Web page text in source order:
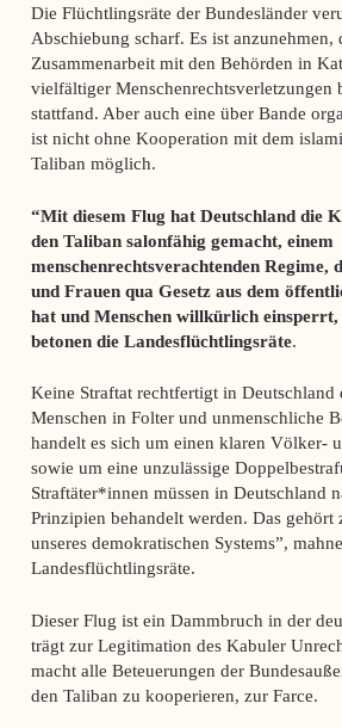
Die Flüchtlingsräte der Bundesländer
Abschiebung scharf. Es ist anzunehmen,
Zusammenarbeit mit den Behörden in
vielfältiger Menschenrechtsverletzungen
stattfand. Aber auch eine über Bande
ist nicht ohne Kooperation mit dem
Taliban möglich.
“Mit diesem Flug hat Deutschland die
den Taliban salonfähig gemacht, einem
menschenrechtsverachtenden Regime,
und Frauen qua Gesetz aus dem
hat und Menschen willkürlich
betonen die Landesflüchtlingsräte.
Keine Straftat rechtfertigt in Deutschland
Menschen in Folter und unmenschliche
handelt es sich um einen klaren Völker-
sowie um eine unzulässige
Straftäter*innen müssen in Deutschland
Prinzipien behandelt werden. Das gehört
unseres demokratischen Systems”,
Landesflüchtlingsräte.
Dieser Flug ist ein Dammbruch in der
trägt zur Legitimation des Kabuler
macht alle Beteuerungen der
den Taliban zu kooperieren, zur Farce.